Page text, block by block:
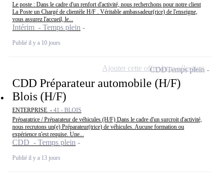
Le poste : Dans le cadre d'un renfort d'activité, nous recherchons pour notre client
La Poste un Chargé de clientèle H/F . Véritable ambassadeur(rice) de l'enseigne,
vous assurez l'accueil, le...
Intérim - Temps plein
Publié il y a 10 jours
CDD Préparateur automobile (H/F)
Blois (H/F)
ENTERPRISE - 41 - BLOIS
Préparatrice / Préparateur de véhicules (H/F) Dans le cadre d'un surcroit d'activité,
nous recrutons un(e) Préparateur(trice) de véhicules. Aucune formation ou
expérience n'est requise. Une...
CDD - Temps plein
Publié il y a 13 jours
CDDTemps plein
Ajouter cette offre à ma sélection